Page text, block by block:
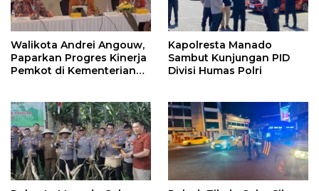
Walikota Andrei Angouw,
Paparkan Progres Kinerja
Pemkot di Kementerian
Kapolresta Manado
Sambut Kunjungan PID
Divisi Humas Polri